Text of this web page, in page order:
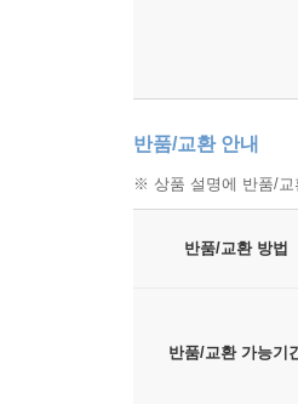
반품/교환 안내
※ 상품 설명에 반품/교
반품/교환 방법
반품/교환 가능기